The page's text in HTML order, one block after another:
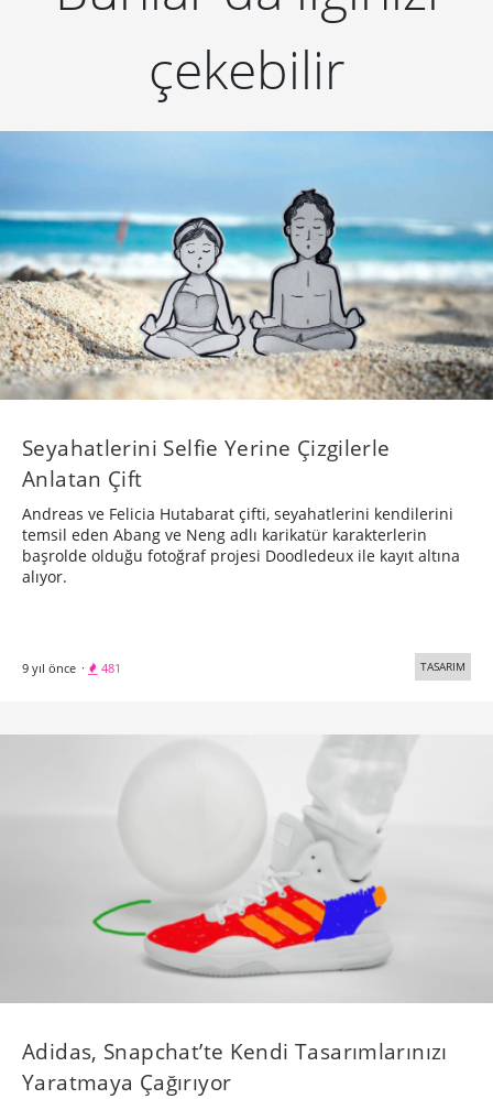
çekebilir
Seyahatlerini Selfie Yerine Çizgilerle
Anlatan Çift
Andreas ve Felicia Hutabarat çifti, seyahatlerini kendilerini
temsil eden Abang ve Neng adlı karikatür karakterlerin
başrolde olduğu fotoğraf projesi Doodledeux ile kayıt altına
alıyor.
9 yıl önce · 481 TASARIM
Adidas, Snapchat’te Kendi Tasarımlarınızı
Yaratmaya Çağırıyor